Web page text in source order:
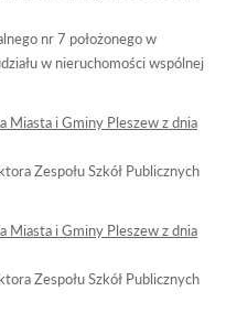
nr 7 położonego w
w nieruchomości wspólnej
i Gminy Pleszew z dnia
Zespołu Szkół Publicznych
i Gminy Pleszew z dnia
Zespołu Szkół Publicznych